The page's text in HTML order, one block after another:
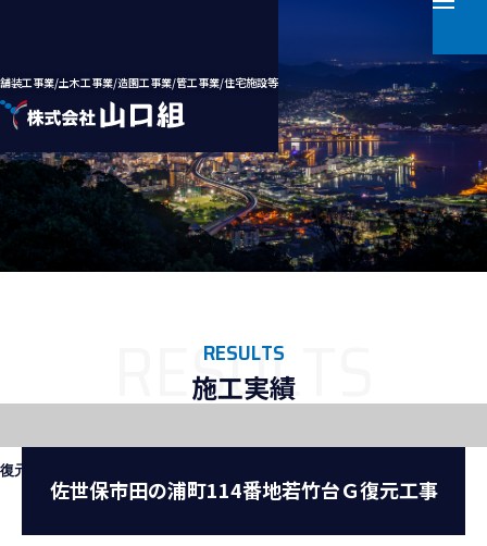
舗装工事業/土木工事業/造園工事業/管工事業/住宅施設等
ホーム
会社案内
採用情報
お知らせ
元工事
RESULTS
施工実績
佐世保市田の浦町114番地若竹台Ｇ復元工事